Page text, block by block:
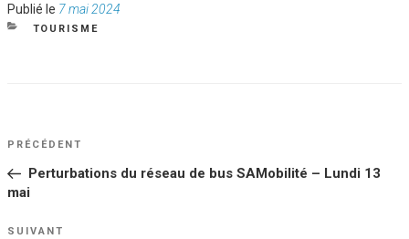
Publié le Publié
le
7 mai 2024
CATÉGORIES
TOURISME
NAVIGATION
DE
L’ARTICLE
Article
PRÉCÉDENT
Perturbations du réseau de bus SAMobilité – Lundi 13
mai
Article
SUIVANT